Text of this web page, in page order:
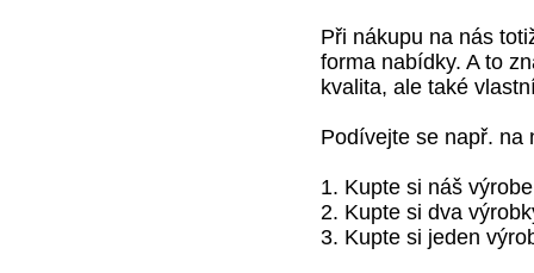
Při nákupu na nás
forma nabídky. A to
kvalita, ale také
Podívejte se např. na
1. Kupte si náš
2. Kupte si dva
3. Kupte si jeden